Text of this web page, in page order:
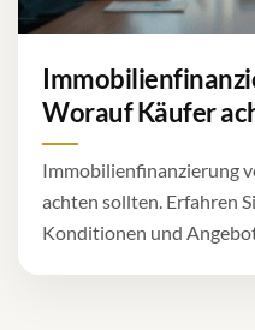
Worauf Käufer
Immobilienfinanzierung
achten sollten. Erfahren
Konditionen und